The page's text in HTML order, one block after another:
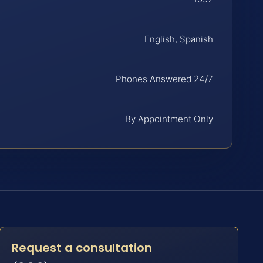
English, Spanish
Phones Answered 24/7
By Appointment Only
Request a consultation